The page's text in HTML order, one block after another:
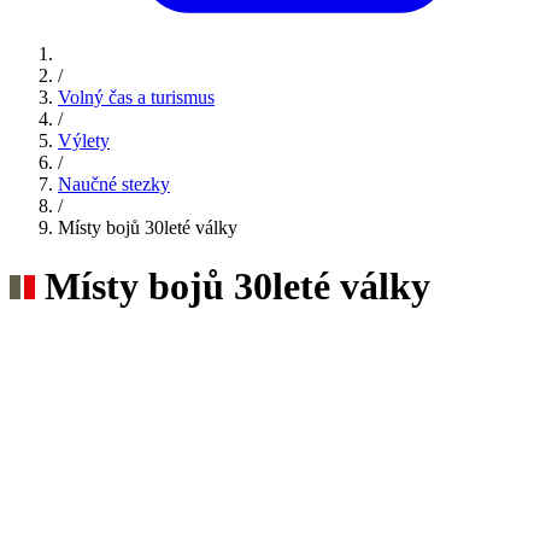
/
Volný čas a turismus
/
Výlety
/
Naučné stezky
/
Místy bojů 30leté války
Místy bojů 30leté války